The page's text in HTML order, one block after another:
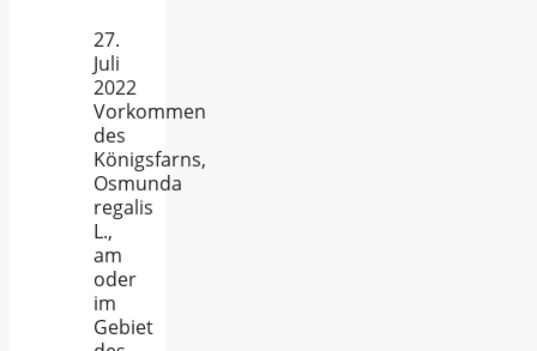
27.
Juli
2022
Vorkommen
des
Königsfarns,
Osmunda
regalis
L.,
am
oder
im
Gebiet